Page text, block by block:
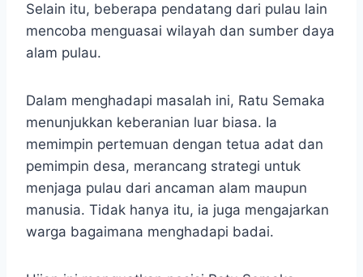
Selain itu, beberapa pendatang dari pulau lain
mencoba menguasai wilayah dan sumber daya
alam pulau.
Dalam menghadapi masalah ini, Ratu Semaka
menunjukkan keberanian luar biasa. Ia
memimpin pertemuan dengan tetua adat dan
pemimpin desa, merancang strategi untuk
menjaga pulau dari ancaman alam maupun
manusia. Tidak hanya itu, ia juga mengajarkan
warga bagaimana menghadapi badai.